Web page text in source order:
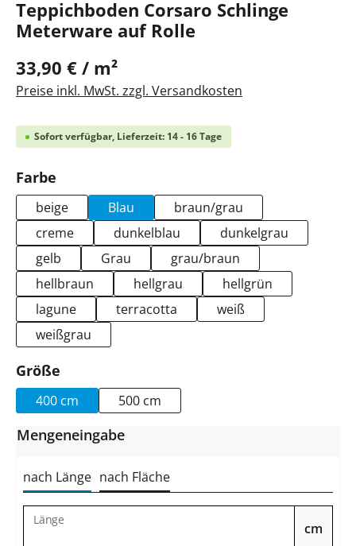
Teppichboden Corsaro Schlinge
Meterware auf Rolle
33,90 € / m²
Preise inkl. MwSt. zzgl. Versandkosten
Sofort verfügbar, Lieferzeit: 14 - 16 Tage
Farbe
beige Blau
braun/grau
creme
dunkelblau
dunkelgrau
gelb
Grau
grau/braun
hellbraun
hellgrau
hellgrün
lagune
terracotta
weiß
weißgrau
Größe
400 cm 500 cm
Mengeneingabe
nach Länge nach Fläche
Länge
cm